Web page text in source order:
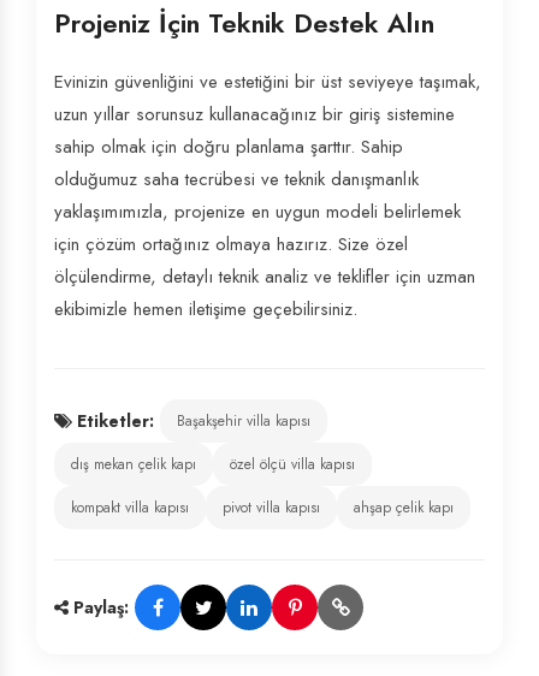
Projeniz İçin Teknik Destek Alın
Evinizin güvenliğini ve estetiğini bir üst seviyeye taşımak,
uzun yıllar sorunsuz kullanacağınız bir giriş sistemine
sahip olmak için doğru planlama şarttır. Sahip
olduğumuz saha tecrübesi ve teknik danışmanlık
yaklaşımımızla, projenize en uygun modeli belirlemek
için çözüm ortağınız olmaya hazırız. Size özel
ölçülendirme, detaylı teknik analiz ve teklifler için uzman
ekibimizle hemen iletişime geçebilirsiniz.
Etiketler:
Başakşehir villa kapısı
dış mekan çelik kapı
özel ölçü villa kapısı
kompakt villa kapısı
pivot villa kapısı ahşap çelik kapı
Paylaş: